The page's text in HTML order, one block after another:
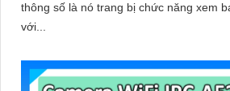
thông số là nó trang bị chức năng xem
với...